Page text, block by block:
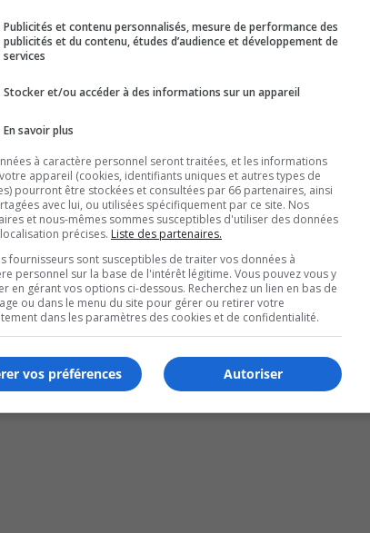
Publicités et contenu personnalisés, mesure de performance des
publicités et du contenu, études d’audience et développement de
services
Stocker et/ou accéder à des informations sur un appareil
En savoir plus
à caractère personnel seront traitées, et les informations
appareil (cookies, identifiants uniques et autres types de
pourront être stockées et consultées par 66 partenaires, ainsi
avec lui, ou utilisées spécifiquement par ce site. Nos
et nous-mêmes sommes susceptibles d'utiliser des données
précises. Liste des partenaires.
fournisseurs sont susceptibles de traiter vos données à
personnel sur la base de l'intérêt légitime. Vous pouvez vous y
en gérant vos options ci-dessous. Recherchez un lien en bas de
ou dans le menu du site pour gérer ou retirer votre
dans les paramètres des cookies et de confidentialité.
Autoriser
vos préférences